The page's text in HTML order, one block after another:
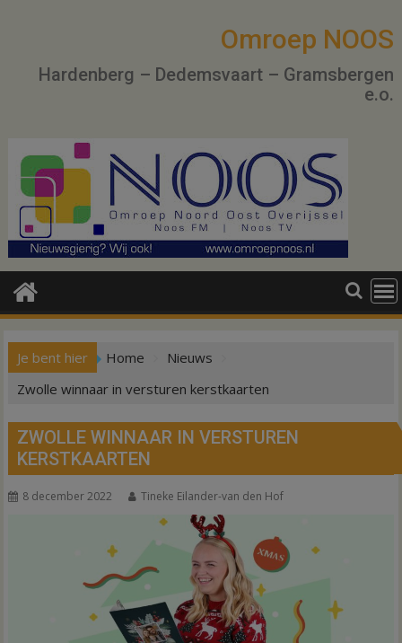
Omroep NOOS
Hardenberg – Dedemsvaart – Gramsbergen
e.o.
Je bent hier Home
Nieuws
Zwolle winnaar in versturen kerstkaarten
ZWOLLE WINNAAR IN VERSTUREN
KERSTKAARTEN
8 december 2022 Tineke Eilander-van den Hof